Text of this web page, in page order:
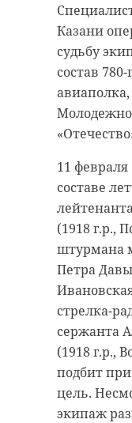
Казани
судьбу
состав
авиаполка,
11
составе
(1918 г.р.,
штурмана
Петра
стрелка-
сержанта
(1918 г.р.,
подбит
цель.
экипаж
Мигрант,
пьяную
Тай ...
26 ноября 2024, 09:56